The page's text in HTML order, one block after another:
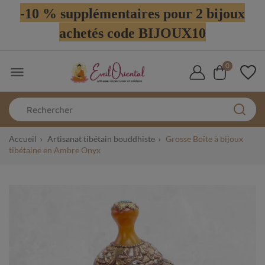
-10 % supplémentaires pour 2 bijoux
achetés code BIJOUX10
 0
Accueil Artisanat tibétain bouddhiste
Grosse Boîte à bijoux
tibétaine en Ambre Onyx